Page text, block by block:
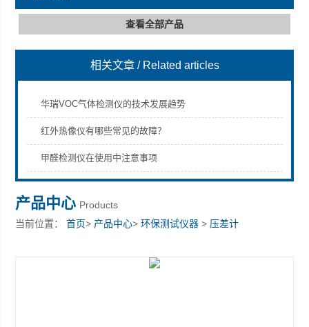
深圳市深博瑞仪器仪表有限公司
查看全部产品
相关文章 / Related articles
华瑞VOC气体检测仪的技术发展趋势
红外热像仪有哪些常见的故障？
甲醛检测仪在使用中注意事项
产品中心 Products
当前位置：首页> 产品中心>环保测试仪器 > 压差计